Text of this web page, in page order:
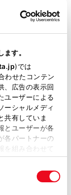
す。
)では
わせたコンテン
、広告の表示回
ユーザーによる
ーシャルメディ
共有していま
とユーザーが各
各パートナーの
を組み合わせて
使用を続行する
込み
保証付